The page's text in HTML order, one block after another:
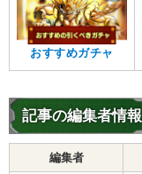
おすすめガチャ
記事の編集者情報
編集者